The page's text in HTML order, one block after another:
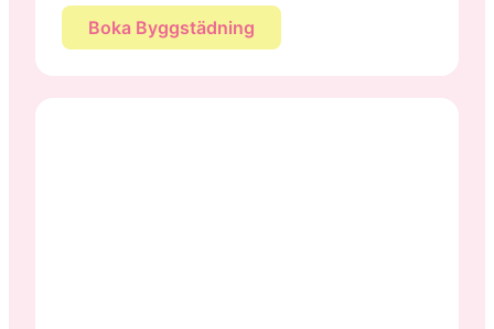
Boka Byggstädning